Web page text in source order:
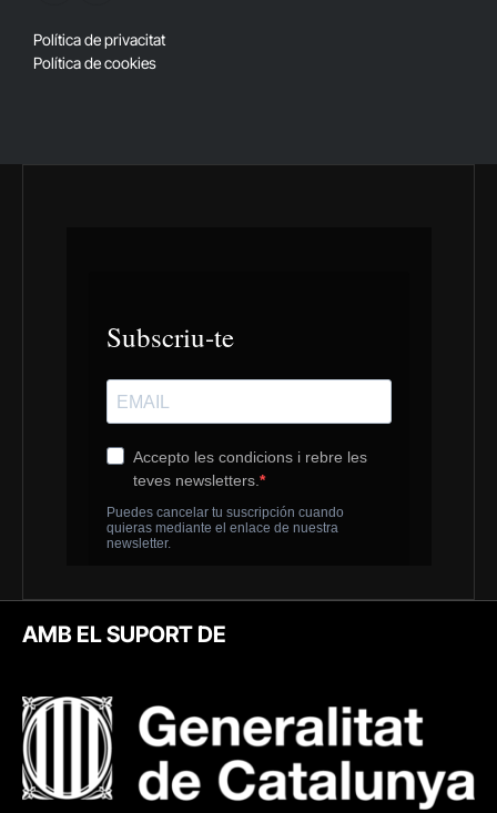
Política de privacitat
Política de cookies
AMB EL SUPORT DE